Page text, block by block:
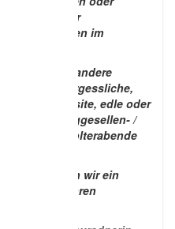
Dessert oder
Unsichtbaren im
uns gern um andere
und unvergessliche,
exquisite, edle oder
lustige Junggesellen- /
Polterabende
entwickeln wir ein
welches Ihren